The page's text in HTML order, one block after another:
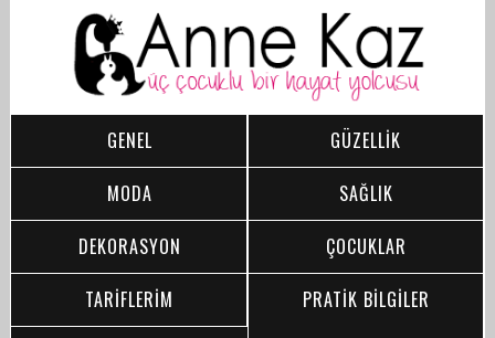
GENEL
GÜZELLİK
MODA
SAĞLIK
DEKORASYON
ÇOCUKLAR
TARİFLERİM
PRATİK BİLGİLER